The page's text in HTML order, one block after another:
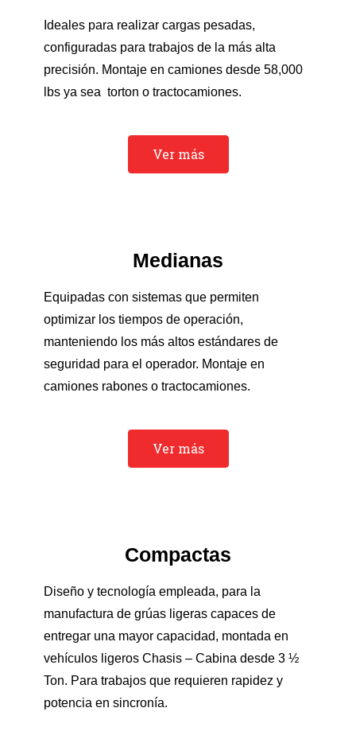
Ideales para realizar cargas pesadas,
configuradas para trabajos de la más alta
precisión. Montaje en camiones desde 58,000
lbs ya sea torton o tractocamiones.
Ver más
Medianas
Equipadas con sistemas que permiten
optimizar los tiempos de operación,
manteniendo los más altos estándares de
seguridad para el operador. Montaje en
camiones rabones o tractocamiones.
Ver más
Compactas
Diseño y tecnología empleada, para la
manufactura de grúas ligeras capaces de
entregar una mayor capacidad, montada en
vehículos ligeros Chasis – Cabina desde 3 ½
Ton. Para trabajos que requieren rapidez y
potencia en sincronía.